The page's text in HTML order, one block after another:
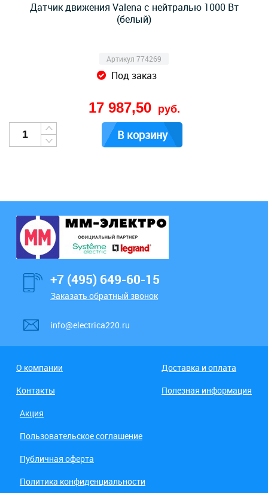
Датчик движения Valena с нейтралью 1000 Вт
(белый)
Артикул 774269
Под заказ
17 987,50 руб.
В корзину
+7 (495) 649-60-15
Заказать обратный звонок
info@electrica220.ru
О компании
Доставка и оплата
Контакты
Полезная информация
Акция
Пользовательское соглашение
Публичная оферта
Политика конфиденциальности